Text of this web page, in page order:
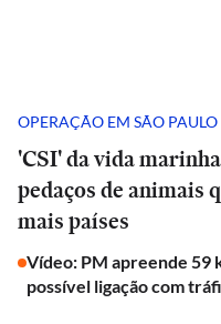
OPERAÇÃO EM SÃO PAULO
'CSI' da vida
pedaços de animais
mais países
Vídeo: PM apreende 59
possível ligação com